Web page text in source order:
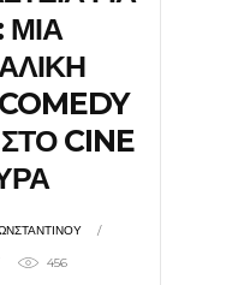
ΜΙΑ
CINE
456